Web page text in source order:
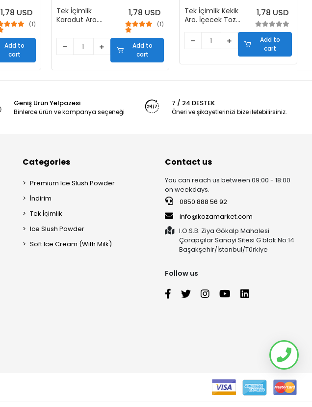
1,78 USD
(1)
Add to
cart
Tek İçimlik
Karadut Aro.
Stick)
1,78 USD
(1)
Add to
cart
Tek İçimlik Kekik
Aro. İçecek Tozu
1,78 USD
Add to
cart
Geniş Ürün Yelpazesi
Binlerce ürün ve kampanya seçeneği
7 / 24 DESTEK
Öneri ve şikayetlerinizi bize iletebilirsiniz.
Categories
Premium Ice Slush Powder
İndirim
Tek İçimlik
Ice Slush Powder
Soft Ice Cream (With Milk)
Contact us
You can reach us between 09:00 - 18:00
on weekdays.
0850 888 56 92
info@kozamarket.com
I.O.S.B. Ziya Gökalp Mahalesi
Çorapçılar Sanayi Sitesi G blok No:14
Başakşehir/İstanbul/Türkiye
Follow us